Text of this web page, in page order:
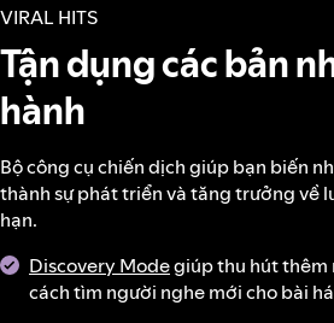
VIRAL HITS
Tận dụng các bản
hành
Bộ công cụ chiến dịch giúp bạn biến
thành sự phát triển và tăng trưởng về
hạn.
Discovery Modegiúp thu hút
cách tìm người nghe mới cho bài